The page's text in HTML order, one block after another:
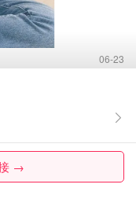
06-23
→